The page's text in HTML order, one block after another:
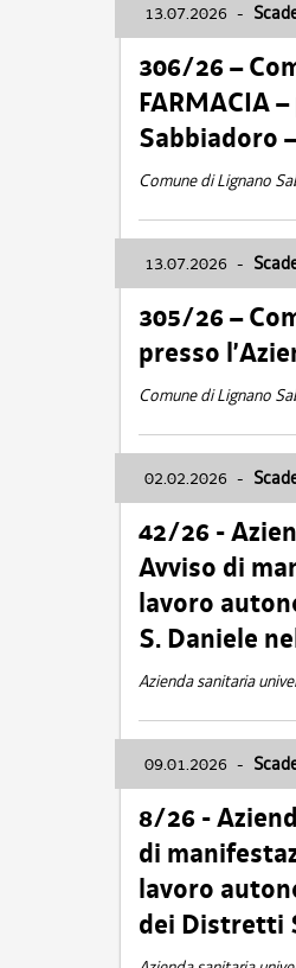
13.07.2026 -
306/26 –
FARMACIA
Sabbiadoro
Comune di Lignano
13.07.2026 -
305/26 –
presso
Comune di Lignano
02.02.2026 -
42/26 -
Avviso di
lavoro
S. Daniele
Azienda sanitaria
09.01.2026 -
8/26 -
di
lavoro
dei Distretti